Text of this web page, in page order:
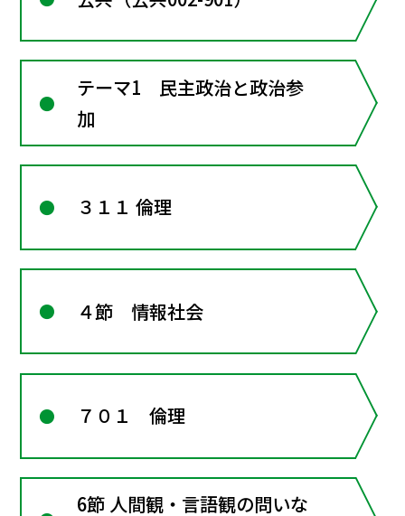
テーマ1 民主政治と政治参
加
３１１ 倫理
４節 情報社会
７０１ 倫理
6節 人間観・言語観の問いな